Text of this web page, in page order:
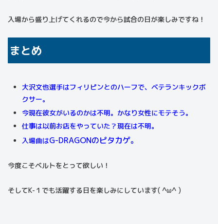
入場から盛り上げてくれるので今から試合の日が楽しみですね！
まとめ
大沢文也選手はフィリピンとのハーフで、ベテランキックボ
クサー。
今現在彼女がいるのかは不明。かなり女性にモテそう。
仕事は以前お店をやっていた？現在は不明。
入場曲はG-DRAGONのピタカゲ。
今度こそベルトをとって欲しい！
そしてK-１でも活躍する日を楽しみにしています( ^ω^ )